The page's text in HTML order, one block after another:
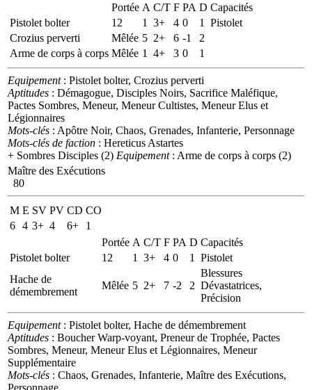
Portée A C/T F PA D Capacités
Pistolet bolter
12 1 3+ 4 0 1
Pistolet
Crozius perverti
Mêlée 5 2+ 6 -1
2
Arme de corps à corps Mêlée 1 4+ 3 0 1
Equipement: Pistolet bolter, Crozius perverti
Aptitudes : Démagogue, Disciples Noirs, Sacrifice Maléfique,
Pactes Sombres, Meneur, Meneur Cultistes, Meneur Elus et
Légionnaires
Mots-clés : Apôtre Noir, Chaos, Grenades, Infanterie, Personnage
Mots-clés de faction : Hereticus Astartes
+ Sombres Disciples (2) Equipement: Arme de corps à corps (2)
Maître des Exécutions
80
M E SV PV CD CO
6 4 3+ 4 6+
1
Portée A C/T F PA D Capacités
Pistolet bolter
12 1 3+ 4 0 1
Pistolet
Hache de
démembrement
Mêlée 5 2+ 7 -2 2
Blessures
Dévastatrices,
Précision
Equipement: Pistolet bolter, Hache de démembrement
Aptitudes : Boucher Warp-voyant, Preneur de Trophée, Pactes
Sombres, Meneur, Meneur Elus et Légionnaires, Meneur
Supplémentaire
Mots-clés : Chaos, Grenades, Infanterie, Maître des Exécutions,
Personnage